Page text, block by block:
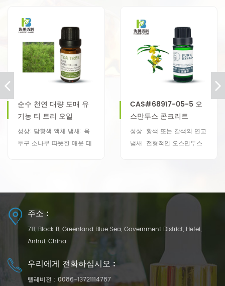
순수 천연 대량 도매 유
기농 티 트리 오일
성상: 담황색 액체 냄새: 육
두구 소나무 따뜻한 매운 테
CAS#68917-05-5 오
스만투스 콘크리트
성상: 황색 또는 갈색의 연고
냄새: 전형적인 오스만투스
주소 :
711, Block B, Greenland Blue Sea, Government District, Hefei,
Anhui, China
우리에게 전화하십시오 :
텔레비전 : 0086-13721114787